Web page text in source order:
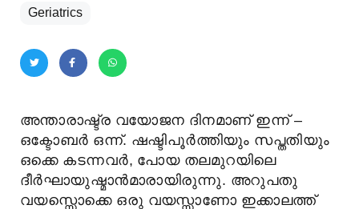
Geriatrics
അന്താരാഷ്ട്ര വയോജന ദിനമാണ് ഇന്ന് –
ഒക്ടോബർ ഒന്ന്. ഷഷ്ടിപൂർത്തിയും സപ്തതിയും
ഒക്കെ കടന്നവർ, പോയ തലമുറയിലെ
ദീർഘായുഷ്മാൻമാരായിരുന്നു. അറുപതു
വയസ്സൊക്കെ ഒരു വയസ്സാണോ ഇക്കാലത്ത്